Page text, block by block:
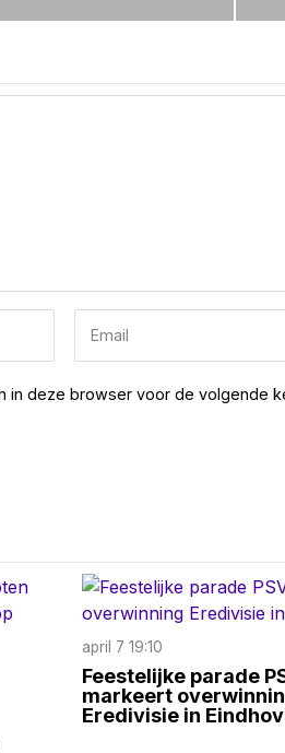
in deze browser voor de volgende
april 7 19:10
Feestelijke parade
markeert
Eredivisie in